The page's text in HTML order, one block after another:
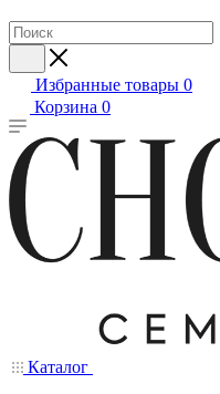
Избранные товары 0
Корзина 0
Каталог